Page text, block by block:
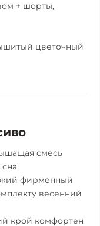
+ шорты,
цветочный
смесь
фирменный
весенний
крой комфортен